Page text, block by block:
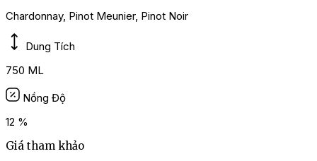
Chardonnay, Pinot Meunier, Pinot Noir
Dung Tích
750 ML
Nồng Độ
12 %
Giá tham khảo